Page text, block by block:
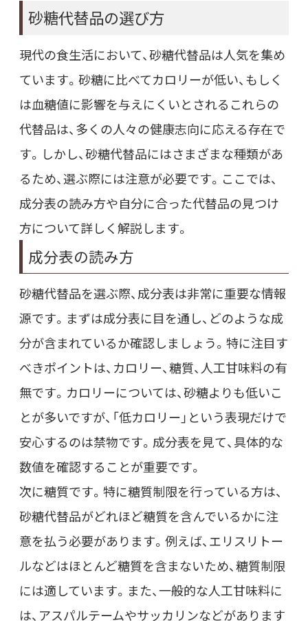
砂糖代替品の選び方
現代の食生活において、砂糖代替品は人気を集め
ています。砂糖に比べてカロリーが低い、もしく
は血糖値に影響を与えにくいとされるこれらの
代替品は、多くの人々の健康志向に応える存在で
す。しかし、砂糖代替品にはさまざまな種類があ
るため、選ぶ際には注意が必要です。ここでは、
成分表の読み方や自分に合った代替品の見つけ
方について詳しく解説します。
成分表の読み方
砂糖代替品を選ぶ際、成分表は非常に重要な情報
源です。まずは成分表に目を通し、どのような成
分が含まれているか確認しましょう。特に注目す
べきポイントは、カロリー、糖質、人工甘味料の有
無です。カロリーについては、砂糖よりも低いこ
とが多いですが、「低カロリー」という表現だけで
安心するのは禁物です。成分表を見て、具体的な
数値を確認することが重要です。
次に糖質です。特に糖質制限を行っている方は、
砂糖代替品がどれほど糖質を含んでいるかに注
意を払う必要があります。例えば、エリスリトー
ルなどはほとんど糖質を含まないため、糖質制限
には適しています。また、一般的な人工甘味料に
は、アスパルテームやサッカリンなどがあります